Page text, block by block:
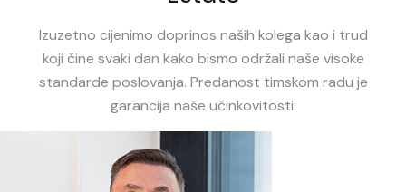
Izuzetno cijenimo doprinos naših kolega kao i trud
koji čine svaki dan kako bismo održali naše visoke
standarde poslovanja. Predanost timskom radu je
garancija naše učinkovitosti.